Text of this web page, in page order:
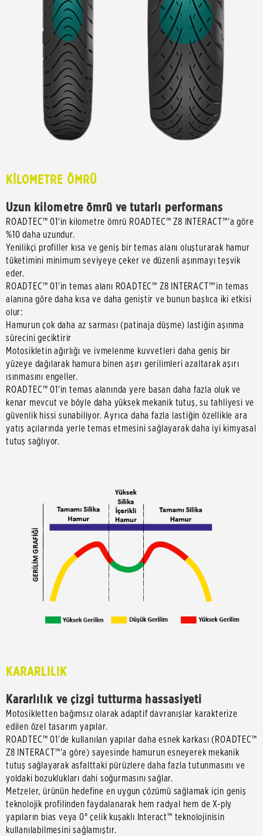
KİLOMETRE ÖMRÜ
Uzun kilometre ömrü ve tutarlı performans
ROADTEC™ 01'in kilometre ömrü ROADTEC™ Z8 INTERACT™'a göre
%10 daha uzundur.
Yenilikçi profiller kısa ve geniş bir temas alanı oluşturarak hamur
tüketimini minimum seviyeye çeker ve düzenli aşınmayı teşvik
eder.
ROADTEC™ 01'in temas alanı ROADTEC™ Z8 INTERACT™'in temas
alanına göre daha kısa ve daha geniştir ve bunun başlıca iki etkisi
olur:
Hamurun çok daha az sarması (patinaja düşme) lastiğin aşınma
sürecini geciktirir
Motosikletin ağırlığı ve ivmelenme kuvvetleri daha geniş bir
yüzeye dağılarak hamura binen aşırı gerilimleri azaltarak aşırı
ısınmasını engeller.
ROADTEC™ 01'in temas alanında yere basan daha fazla oluk ve
kenar mevcut ve böyle daha yüksek mekanik tutuş, su tahliyesi ve
güvenlik hissi sunabiliyor. Ayrıca daha fazla lastiğin özellikle ara
yatış açılarında yerle temas etmesini sağlayarak daha iyi kimyasal
tutuş sağlıyor.
KARARLILIK
Kararlılık ve çizgi tutturma hassasiyeti
Motosikletten bağımsız olarak adaptif davranışlar karakterize
edilen özel tasarım yapılar.
ROADTEC™ 01'de kullanılan yapılar daha esnek karkası (ROADTEC™
Z8 INTERACT™'a göre) sayesinde hamurun esneyerek mekanik
tutuş sağlayarak asfalttaki pürüzlere daha fazla tutunmasını ve
yoldaki bozuklukları dahi soğurmasını sağlar.
Metzeler, ürünün hedefine en uygun çözümü sağlamak için geniş
teknolojik profilinden faydalanarak hem radyal hem de X-ply
yapıların bias veya 0° çelik kuşaklı Interact™ teknolojinisin
kullanılabilmesini sağlamıştır.